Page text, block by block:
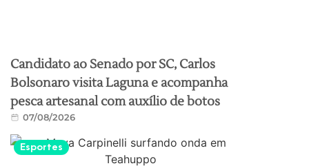
Candidato ao Senado por SC, Carlos
Bolsonaro visita Laguna e acompanha
pesca artesanal com auxílio de botos
07/08/2026
Esportes